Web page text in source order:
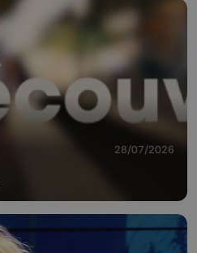
28/07/2026